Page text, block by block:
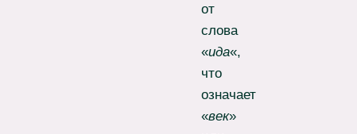
от
слова
«ида«,
что
означает
«век»